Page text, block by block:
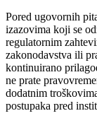
Pored ugovornih
izazovima koji se
regulatornim
zakonodavstva ili
kontinuirano
ne prate
dodatnim
postupaka pred